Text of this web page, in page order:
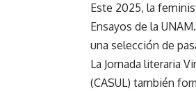
Este 2025, la
Ensayos de la
una selección de
La Jornada literaria
(CASUL) también